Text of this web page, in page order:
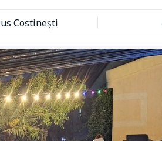
Costinești